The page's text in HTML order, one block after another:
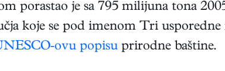
porastao je sa 795 milijuna tona
koje se pod imenom Tri
ovu popisu prirodne baštine.